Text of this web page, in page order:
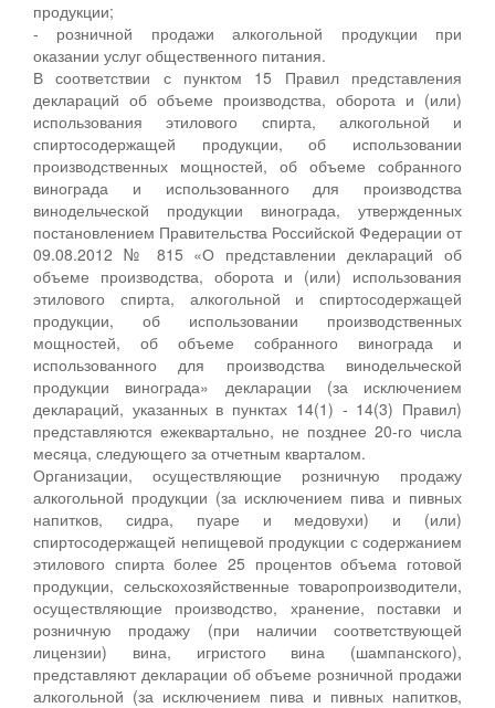
продукции;
- розничной продажи алкогольной продукции при
оказании услуг общественного питания.
В соответствии с пунктом 15 Правил представления
деклараций об объеме производства, оборота и (или)
использования этилового спирта, алкогольной и
спиртосодержащей продукции, об использовании
производственных мощностей, об объеме собранного
винограда и использованного для производства
винодельческой продукции винограда, утвержденных
постановлением Правительства Российской Федерации от
09.08.2012 № 815 «О представлении деклараций об
объеме производства, оборота и (или) использования
этилового спирта, алкогольной и спиртосодержащей
продукции, об использовании производственных
мощностей, об объеме собранного винограда и
использованного для производства винодельческой
продукции винограда» декларации (за исключением
деклараций, указанных в пунктах 14(1) - 14(3) Правил)
представляются ежеквартально, не позднее 20-го числа
месяца, следующего за отчетным кварталом.
Организации, осуществляющие розничную продажу
алкогольной продукции (за исключением пива и пивных
напитков, сидра, пуаре и медовухи) и (или)
спиртосодержащей непищевой продукции с содержанием
этилового спирта более 25 процентов объема готовой
продукции, сельскохозяйственные товаропроизводители,
осуществляющие производство, хранение, поставки и
розничную продажу (при наличии соответствующей
лицензии) вина, игристого вина (шампанского),
представляют декларации об объеме розничной продажи
алкогольной (за исключением пива и пивных напитков,